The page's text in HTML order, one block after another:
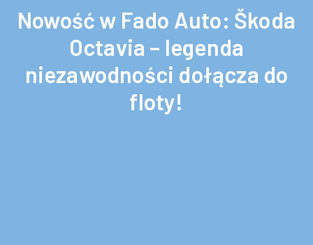
Nowość w Fado Auto: Škoda
Octavia – legenda
niezawodności dołącza do
floty!